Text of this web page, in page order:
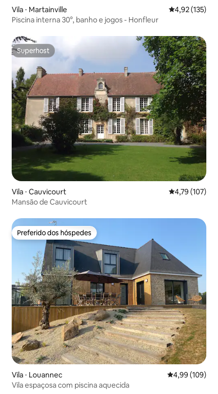
Vila ⋅ Martainville 4,92 de uma
4,92 (135)
Piscina interna 30°, banho e jogos - Honfleur
Superhost
Superhost
Vila ⋅ Cauvicourt 4,79 de uma
4,79 (107)
Mansão de Cauvicourt
Preferido dos hóspedes
Preferido dos hóspedes
Vila ⋅ Louannec 4,99 de uma
4,99 (109)
Vila espaçosa com piscina aquecida